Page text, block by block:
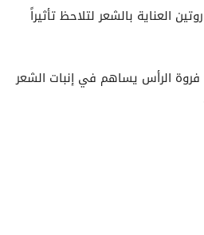
العناية بالشعر لتلاحظ تأثيراً
الرأس يساهم في إنبات الشعر